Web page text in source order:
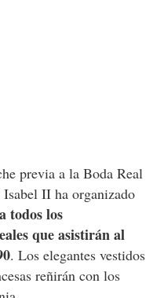
previa a la Boda Real
II ha organizado
todos los
que asistirán al
. Los elegantes vestidos
reñirán con los